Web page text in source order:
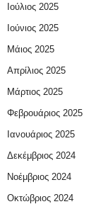
Ιούλιος 2025
Ιούνιος 2025
Μάιος 2025
Απρίλιος 2025
Μάρτιος 2025
Φεβρουάριος 2025
Ιανουάριος 2025
Δεκέμβριος 2024
Νοέμβριος 2024
Οκτώβριος 2024